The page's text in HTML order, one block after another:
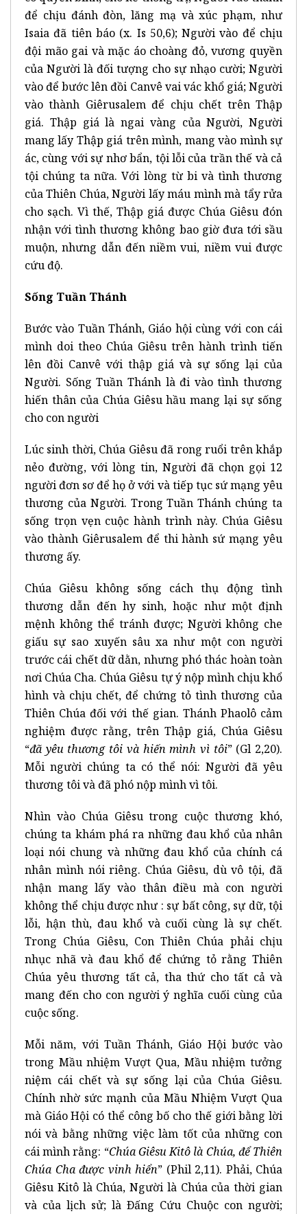
để chịu đánh đòn, lăng mạ và xúc phạm, như
Isaia đã tiên báo (x. Is 50,6); Người vào để chịu
đội mão gai và mặc áo choàng đỏ, vương quyền
của Người là đối tượng cho sự nhạo cười; Người
vào để bước lên đồi Canvê vai vác khổ giá; Người
vào thành Giêrusalem để chịu chết trên Thập
giá. Thập giá là ngai vàng của Người, Người
mang lấy Thập giá trên mình, mang vào mình sự
ác, cùng với sự nhơ bẩn, tội lỗi của trần thế và cả
tội chúng ta nữa. Với lòng từ bi và tình thương
của Thiên Chúa, Người lấy máu mình mà tẩy rửa
cho sạch. Vì thế, Thập giá được Chúa Giêsu đón
nhận với tình thương không bao giờ đưa tới sầu
muộn, nhưng dẫn đến niềm vui, niềm vui được
cứu độ.
Sống Tuần Thánh
Bước vào Tuần Thánh, Giáo hội cùng với con cái
mình doi theo Chúa Giêsu trên hành trình tiến
lên đồi Canvê với thập giá và sự sống lại của
Người. Sống Tuần Thánh là đi vào tình thương
hiến thân của Chúa Giêsu hầu mang lại sự sống
cho con người
Lúc sinh thời, Chúa Giêsu đã rong ruổi trên khắp
nẻo đường, với lòng tin, Người đã chọn gọi 12
người đơn sơ để họ ở với và tiếp tục sứ mạng yêu
thương của Người. Trong Tuần Thánh chúng ta
sống trọn vẹn cuộc hành trình này. Chúa Giêsu
vào thành Giêrusalem để thi hành sứ mạng yêu
thương ấy.
Chúa Giêsu không sống cách thụ động tình
thương dẫn đến hy sinh, hoặc như một định
mệnh không thể tránh được; Người không che
giấu sự sao xuyến sâu xa như một con người
trước cái chết dữ dằn, nhưng phó thác hoàn toàn
nơi Chúa Cha. Chúa Giêsu tự ý nộp mình chịu khổ
hình và chịu chết, để chứng tỏ tình thương của
Thiên Chúa đối với thế gian. Thánh Phaolô cảm
nghiệm được rằng, trên Thập giá, Chúa Giêsu
“đã yêu thương tôi và hiến mình vì tôi” (Gl 2,20).
Mỗi người chúng ta có thể nói: Người đã yêu
thương tôi và đã phó nộp mình vì tôi.
Nhìn vào Chúa Giêsu trong cuộc thương khó,
chúng ta khám phá ra những đau khổ của nhân
loại nói chung và những đau khổ của chính cá
nhân mình nói riêng. Chúa Giêsu, dù vô tội, đã
nhận mang lấy vào thân điều mà con người
không thể chịu được như : sự bất công, sự dữ, tội
lỗi, hận thù, đau khổ và cuối cùng là sự chết.
Trong Chúa Giêsu, Con Thiên Chúa phải chịu
nhục nhã và đau khổ để chứng tỏ rằng Thiên
Chúa yêu thương tất cả, tha thứ cho tất cả và
mang đến cho con người ý nghĩa cuối cùng của
cuộc sống.
Mỗi năm, với Tuần Thánh, Giáo Hội bước vào
trong Mầu nhiệm Vượt Qua, Mầu nhiệm tưởng
niệm cái chết và sự sống lại của Chúa Giêsu.
Chính nhờ sức mạnh của Mầu Nhiệm Vượt Qua
mà Giáo Hội có thể công bố cho thế giới bằng lời
nói và bằng những việc làm tốt của những con
cái mình rằng: “Chúa Giêsu Kitô là Chúa, để Thiên
Chúa Cha được vinh hiển” (Phil 2,11). Phải, Chúa
Giêsu Kitô là Chúa, Người là Chúa của thời gian
và của lịch sử; là Ðấng Cứu Chuộc con người;